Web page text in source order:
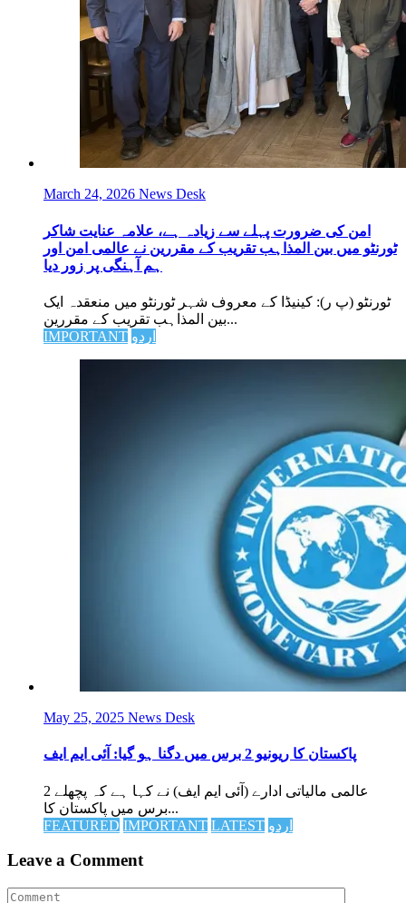
March 24, 2026 News Desk
امن کی ضرورت پہلے سے زیادہ ہے، علامہ عنایت شاکر
ٹورنٹو میں بین المذاہب تقریب کے مقررین نے عالمی امن اور
ہم آہنگی پر زور دیا
ٹورنٹو (پ ر): کینیڈا کے معروف شہر ٹورنٹو میں منعقدہ ایک
بین المذاہب تقریب کے مقررین...
IMPORTANT اردو
May 25, 2025 News Desk
پاکستان کا ریونیو 2 برس میں دگنا ہو گیا: آئی ایم ایف
عالمی مالیاتی ادارے (آئی ایم ایف) نے کہا ہے کہ پچھلے 2
برس میں پاکستان کا...
FEATURED IMPORTANT LATEST اردو
Leave a Comment